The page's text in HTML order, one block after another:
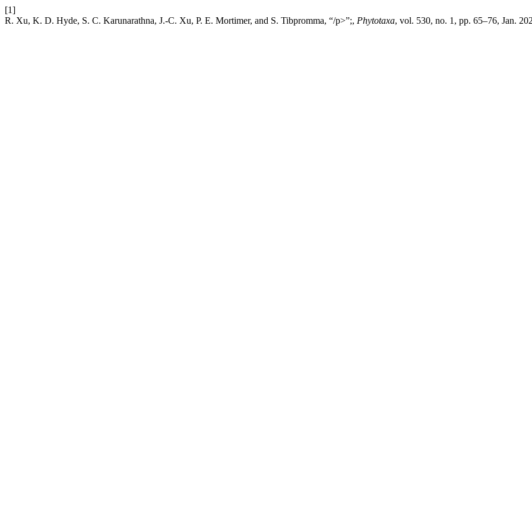
[1]
R. Xu, K. D. Hyde, S. C. Karunarathna, J.-C. Xu, P. E. Mortimer, and S. Tibpromma, “/p>”;, Phytotaxa, vol. 530, no. 1, pp. 65–76, Jan.